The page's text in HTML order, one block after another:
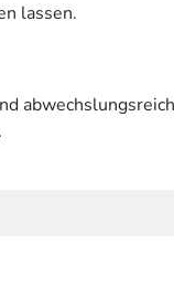
lassen.